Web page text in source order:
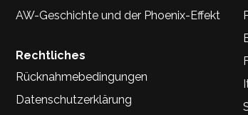
AW-Geschichte und der Phoenix-Effekt
Rechtliches
Rücknahmebedingungen
Datenschutzerklärung